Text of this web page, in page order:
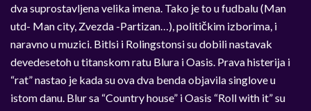
dva suprostavljena velika imena. Tako je to u fudbalu (Man
utd- Man city, Zvezda -Partizan…), političkim izborima, i
naravno u muzici. Bitlsi i Rolingstonsi su dobili nastavak
devedesetoh u titanskom ratu Blura i Oasis. Prava histerija i
“rat” nastao je kada su ova dva benda objavila singlove u
istom danu. Blur sa “Country house” i Oasis “Roll with it” su